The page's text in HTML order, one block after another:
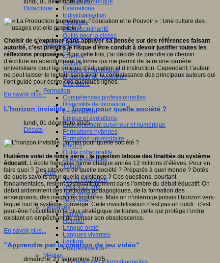
Culture numérique
Evaluations
Individualisation
Initiatives
Interdisciplinarité
Outils pour la classe
Arts et Culture
Art
Cinéma
Culture
Culture et numérique
Dispositifs de médiation
Littérature
Formation
Compétences professionnelles
Dispositifs de formation
E- formation
Enjeux et évolutions
Enseignement supérieur et numérique
Formations hybrides
Formation universitaire
Mooc’s
Outils collaboratifs
Sites ressources
Tutorat
Jeux
Jeu et éducation
Jeux 4/12 ans
Jeux sérieux
Jeux vidéo
Langages
Ecriture
Humour
Langue orale
Langues vivantes
Lecture
Programmation
Médias
lundi, 01 décembre 2025
Didactique
Choisir de s’exprimer sans appuyer sa pensée sur des références faisant
autorité, c’est prendre le risque d’être conduit à devoir justifier toutes les
réflexions proposées.Pour cette fois, j’ai décidé de prendre ce chemin
d’écriture en abandonnant la forme qui me permit de faire une carrière
universitaire pour les notions d’éducation et d’instruction. Cependant, l’auteur
ne peut laisser le lecteur sans avoir la connaissance des principaux auteurs qui
l’ont guidé pour écrire ces quelques lignes.
En savoir plus...
L’horizon invisible : former pour quelle société ?
lundi, 01 décembre 2025
Débats
Huitième volet de notre série : la question taboue des finalités du système
éducatif. L’école française forme chaque année 12 millions d’élèves. Pour en
faire quoi ? Des citoyens de quelle société ? Préparés à quel monde ? Dotés
de quels savoirs pour quelle existence ? Ces questions, pourtant
fondamentales, restent systématiquement dans l’ombre du débat éducatif. On
débat ardemment des méthodes pédagogiques, de la formation des
enseignants, des inégalités scolaires. Mais on n’interroge jamais l’horizon vers
lequel tout le système converge. Cette invisibilisation n’est pas un oubli : c’est
peut-être l’occultation la plus stratégique de toutes, celle qui protège l’ordre
existant en empêchant de penser son obsolescence.
En savoir plus...
"Apprendre par la création de jeu vidéo"
dimanche, 21 septembre 2025